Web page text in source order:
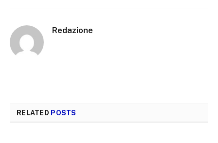
Redazione
RELATED POSTS